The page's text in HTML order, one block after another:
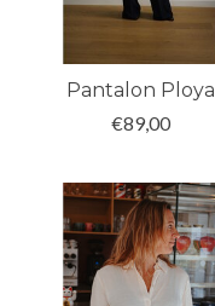
Pantalon Ploya
€89,00